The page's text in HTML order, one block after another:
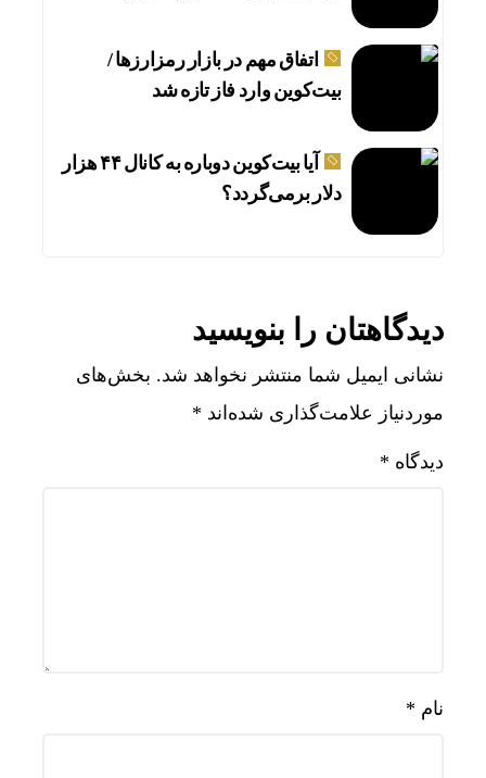
اتفاق مهم در بازار رمزارزها /
بیت‌کوین وارد فاز تازه شد
آیا بیت‌کوین دوباره به کانال ۴۴ هزار
دلار برمی‌گردد؟
دیدگاهتان را بنویسید
نشانی ایمیل شما منتشر نخواهد شد. بخش‌های
موردنیاز علامت‌گذاری شده‌اند *
دیدگاه *
نام *